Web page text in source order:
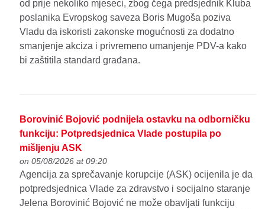
od prije nekoliko mjeseci, zbog čega predsjednik Kluba
poslanika Evropskog saveza Boris Mugoša poziva
Vladu da iskoristi zakonske mogućnosti za dodatno
smanjenje akciza i privremeno umanjenje PDV-a kako
bi zaštitila standard građana.
Borovinić Bojović podnijela ostavku na odborničku
funkciju: Potpredsjednica Vlade postupila po
mišljenju ASK
on 05/08/2026 at 09:20
Agencija za sprečavanje korupcije (ASK) ocijenila je da
potpredsjednica Vlade za zdravstvo i socijalno staranje
Jelena Borovinić Bojović ne može obavljati funkciju